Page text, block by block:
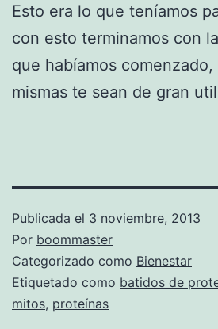
Esto era lo que teníamos
con esto terminamos con
que habíamos
mismas te sean de gran
Publicada el 3 noviembre, 2013
Por boommaster
Categorizado como Bienestar
Etiquetado como batidos de
mitos, proteínas